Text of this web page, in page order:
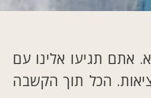
אתם תגיעו אלינו עם
הכל תוך הקשבה